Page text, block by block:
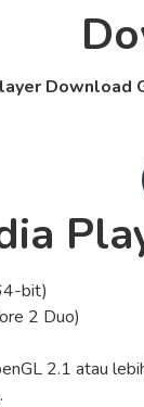
bit)
2 Duo)
2.1 atau